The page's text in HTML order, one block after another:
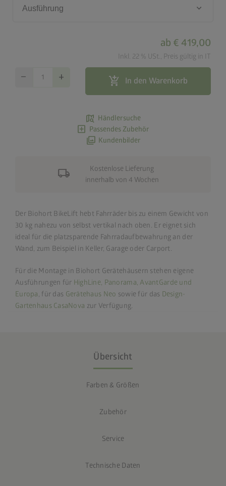
Ausführung keyboard_arrow_down
ab € 419,00
Inkl. 22 % USt., Preis gültig in IT
remove add add_shopping_cart In den Warenkorb
map_search Händlersuche
add_box Passendes Zubehör
photo_library Kundenbilder
local_shipping
Kostenlose Lieferung
innerhalb von 4 Wochen
Der Biohort BikeLift hebt Fahrräder bis zu einem Gewicht von
30 kg nahezu von selbst vertikal nach oben. Er eignet sich
ideal für die platzsparende Fahrradaufbewahrung an der
Wand, zum Beispiel in Keller, Garage oder Carport.
Für die Montage in Biohort Gerätehäusern stehen eigene
Ausführungen für HighLine, Panorama, AvantGarde und
Europa, für das Gerätehaus Neo sowie für das Design-
Gartenhaus CasaNova zur Verfügung.
Übersicht
Farben & Größen
Zubehör
Service
Technische Daten